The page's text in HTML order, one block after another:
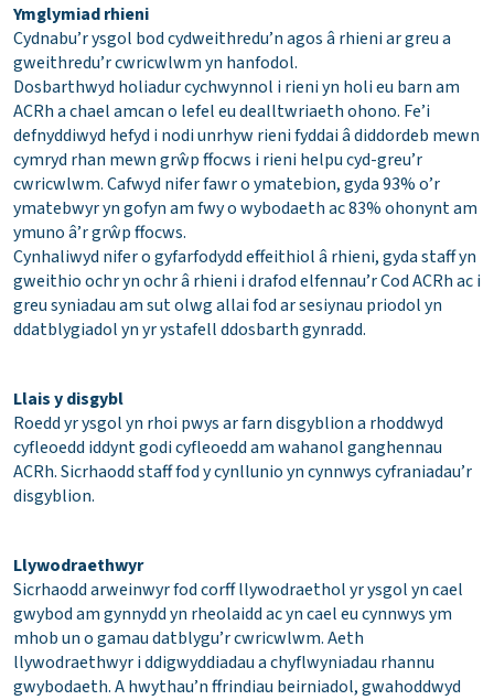
Ymglymiad rhieni
Cydnabu’r ysgol bod cydweithredu’n agos â rhieni ar greu a
gweithredu’r cwricwlwm yn hanfodol.
Dosbarthwyd holiadur cychwynnol i rieni yn holi eu barn am
ACRh a chael amcan o lefel eu dealltwriaeth ohono. Fe’i
defnyddiwyd hefyd i nodi unrhyw rieni fyddai â diddordeb mewn
cymryd rhan mewn grŵp ffocws i rieni helpu cyd-greu’r
cwricwlwm. Cafwyd nifer fawr o ymatebion, gyda 93% o’r
ymatebwyr yn gofyn am fwy o wybodaeth ac 83% ohonynt am
ymuno â’r grŵp ffocws.
Cynhaliwyd nifer o gyfarfodydd effeithiol â rhieni, gyda staff yn
gweithio ochr yn ochr â rhieni i drafod elfennau’r Cod ACRh ac i
greu syniadau am sut olwg allai fod ar sesiynau priodol yn
ddatblygiadol yn yr ystafell ddosbarth gynradd.
Llais y disgybl
Roedd yr ysgol yn rhoi pwys ar farn disgyblion a rhoddwyd
cyfleoedd iddynt godi cyfleoedd am wahanol ganghennau
ACRh. Sicrhaodd staff fod y cynllunio yn cynnwys cyfraniadau’r
disgyblion.
Llywodraethwyr
Sicrhaodd arweinwyr fod corff llywodraethol yr ysgol yn cael
gwybod am gynnydd yn rheolaidd ac yn cael eu cynnwys ym
mhob un o gamau datblygu’r cwricwlwm. Aeth
llywodraethwyr i ddigwyddiadau a chyflwyniadau rhannu
gwybodaeth. A hwythau’n ffrindiau beirniadol, gwahoddwyd